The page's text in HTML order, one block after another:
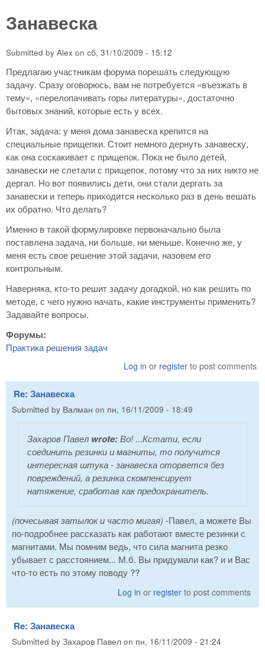
Занавеска
Submitted by Alex on сб, 31/10/2009 - 15:12
Предлагаю участникам форума порешать следующую
задачу. Сразу оговорюсь, вам не потребуется «въезжать в
тему», «перелопачивать горы литературы», достаточно
бытовых знаний, которые есть у всех.
Итак, задача: у меня дома занавеска крепится на
специальные прищепки. Стоит немного дернуть занавеску,
как она соскакивает с прищепок. Пока не было детей,
занавески не слетали с прищепок, потому что за них никто не
дергал. Но вот появились дети, они стали дергать за
занавески и теперь приходится несколько раз в день вешать
их обратно. Что делать?
Именно в такой формулировке первоначально была
поставлена задача, ни больше, ни меньше. Конечно же, у
меня есть свое решение этой задачи, назовем его
контрольным.
Наверняка, кто-то решит задачу догадкой, но как решить по
методе, с чего нужно начать, какие инструменты применить?
Задавайте вопросы.
Форумы:
Практика решения задач
Log in or register to post comments
Re: Занавеска
Submitted by Валман on пн, 16/11/2009 - 18:49
Захаров Павел wrote:Во! ...Кстати, если
соединить резинки и магниты, то получится
интересная штука - занавеска оторвется без
повреждений, а резинка скомпенсирует
натяжение, сработав как предохранитель.
(почесывая затылок и часто мигая) -Павел, а можете Вы
по-подробнее рассказать как работают вместе резинки с
магнитами. Мы помним ведь, что сила магнита резко
убывает с расстоянием... М.б. Вы придумали как? и и Вас
что-то есть по этому поводу ??
Log in or register to post comments
Re: Занавеска
Submitted by Захаров Павел on пн, 16/11/2009 - 21:24